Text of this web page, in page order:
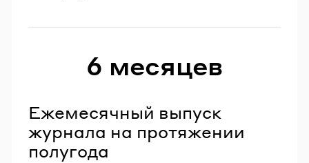
6 месяцев
Ежемесячный выпуск
журнала на протяжении
полугода